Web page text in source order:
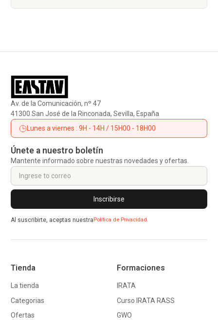
Av. de la Comunicación, nº 47
41300 San José de la Rinconada, Sevilla, España
Lunes a viernes : 9H - 14H / 15H00 - 18H00
Únete a nuestro boletín
Mantente informado sobre nuestras novedades y ofertas.
Al suscribirte, aceptas nuestra Política de Privacidad.
Tienda
La tienda
Categorias
Ofertas
Formaciones
IRATA
Curso IRATA RASS
GWO